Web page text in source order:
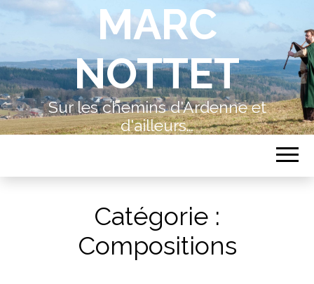
MARC
NOTTET
Sur les chemins d'Ardenne et
d'ailleurs…
Catégorie :
Compositions